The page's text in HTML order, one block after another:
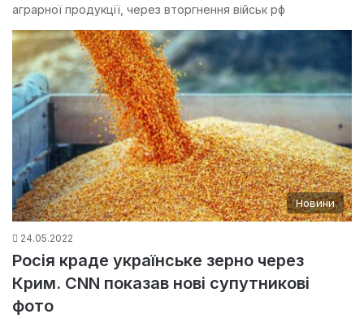
аграрної продукції, через вторгнення військ рф
Новини
24.05.2022
Росія краде українське зерно через
Крим. CNN показав нові супутникові
фото